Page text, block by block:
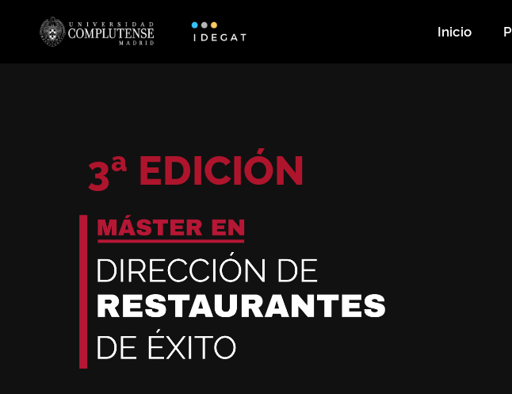
Inicio
3ª EDICIÓN